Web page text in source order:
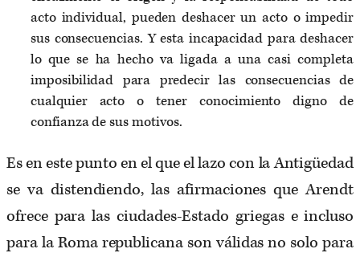
acto individual, pueden deshacer un acto o impedir
sus consecuencias. Y esta incapacidad para deshacer
lo que se ha hecho va ligada a una casi completa
imposibilidad para predecir las consecuencias de
cualquier acto o tener conocimiento digno de
confianza de sus motivos.
Es en este punto en el que el lazo con la Antigüedad
se va distendiendo, las afirmaciones que Arendt
ofrece para las ciudades-Estado griegas e incluso
para la Roma republicana son válidas no solo para